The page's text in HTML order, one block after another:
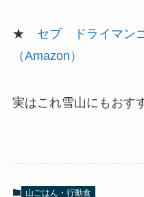
★ セブ ドライマン
（Amazon）
実はこれ雪山にもおす
山ごはん・行動食